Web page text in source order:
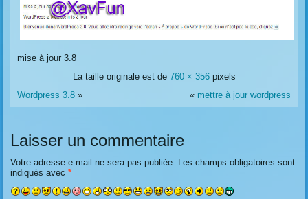
mise à jour 3.8
La taille originale est de 760 × 356pixels
Wordpress 3.8 » « mettre à jour wordpress
Laisser un commentaire
Votre adresse e-mail ne sera pas publiée. Les champs obligatoires sont
indiqués avec*